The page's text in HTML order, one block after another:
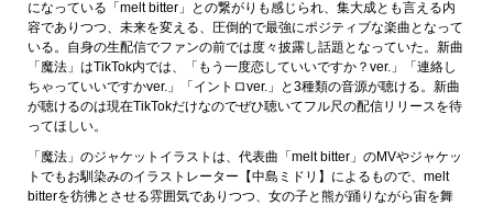
になっている「melt bitter」との繋がりも感じられ、集大成とも言える内
容でありつつ、未来を変える、圧倒的で最強にポジティブな楽曲となって
いる。自身の生配信でファンの前では度々披露し話題となっていた。新曲
「魔法」はTikTok内では、「もう一度恋していいですか？ver.」「連絡し
ちゃっていいですかver.」「イントロver.」と3種類の音源が聴ける。新曲
が聴けるのは現在TikTokだけなのでぜひ聴いてフル尺の配信リリースを待
ってほしい。
「魔法」のジャケットイラストは、代表曲「melt bitter」のMVやジャケッ
トでもお馴染みのイラストレーター【中島ミドリ】によるもので、melt
bitterを彷彿とさせる雰囲気でありつつ、女の子と熊が踊りながら宙を舞